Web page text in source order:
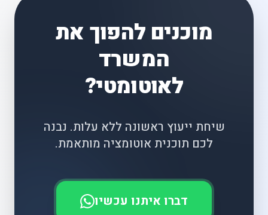
מוכנים להפוך את
המשרד
לאוטומטי?
שיחת ייעוץ ראשונה ללא עלות. נבנה
לכם תוכנית אוטומציה מותאמת.
דברו איתנו עכשיו